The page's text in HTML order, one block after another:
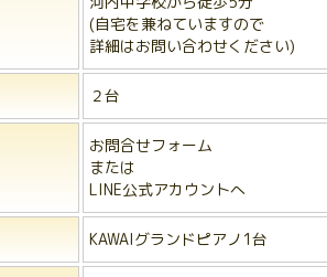
(自宅を兼ねていますので
詳細はお問い合わせください)
２台
お問合せフォーム
または
LINE公式アカウントへ
KAWAIグランドピアノ1台